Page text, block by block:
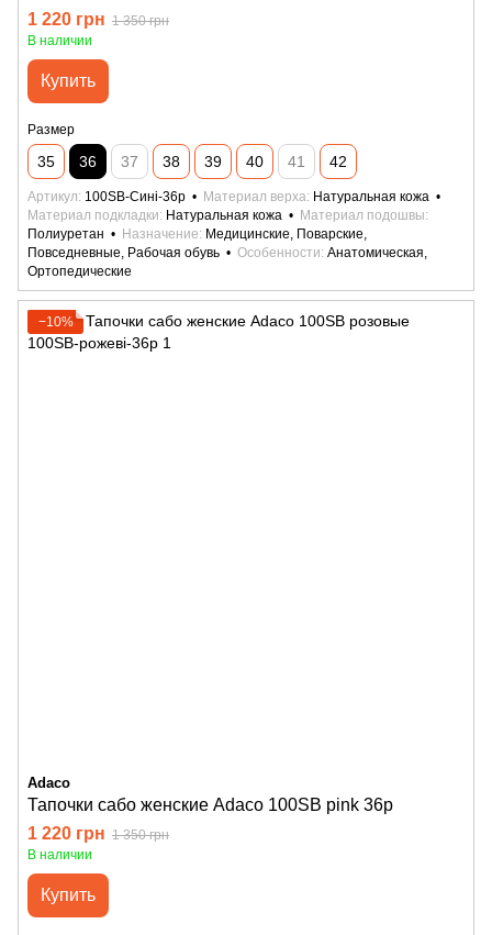
1 220 грн 1 350 грн
В наличии
Купить
Размер
35 36 37 38 39 40 41 42
Артикул 100SB-Сині-36р Материал верха Натуральная кожа
Материал подкладки
Натуральная кожа
Материал подошвы
Полиуретан
Назначение
Медицинские, Поварские,
Повседневные, Рабочая обувь
Особенности Анатомическая,
Ортопедические
−10%
Adaco
Тапочки сабо женские Adaco 100SB pink 36р
1 220 грн 1 350 грн
В наличии
Купить